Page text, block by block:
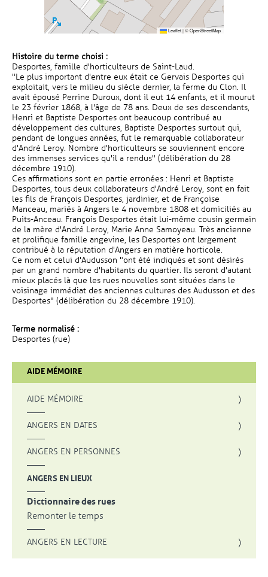
Leaflet|©OpenStreetMap
Histoire du terme choisi :
Desportes, famille d'horticulteurs de Saint-Laud.
"Le plus important d'entre eux était ce Gervais Desportes qui
exploitait, vers le milieu du siècle dernier, la ferme du Clon. Il
avait épousé Perrine Duroux, dont il eut 14 enfants, et il mourut
le 23 février 1868, à l'âge de 78 ans. Deux de ses descendants,
Henri et Baptiste Desportes ont beaucoup contribué au
développement des cultures, Baptiste Desportes surtout qui,
pendant de longues années, fut le remarquable collaborateur
d'André Leroy. Nombre d'horticulteurs se souviennent encore
des immenses services qu'il a rendus" (délibération du 28
décembre 1910).
Ces affirmations sont en partie erronées : Henri et Baptiste
Desportes, tous deux collaborateurs d'André Leroy, sont en fait
les fils de François Desportes, jardinier, et de Françoise
Manceau, mariés à Angers le 4 novembre 1808 et domiciliés au
Puits-Anceau. François Desportes était lui-même cousin germain
de la mère d'André Leroy, Marie Anne Samoyeau. Très ancienne
et prolifique famille angevine, les Desportes ont largement
contribué à la réputation d'Angers en matière horticole.
Ce nom et celui d'Audusson "ont été indiqués et sont désirés
par un grand nombre d'habitants du quartier. Ils seront d'autant
mieux placés là que les rues nouvelles sont situées dans le
voisinage immédiat des anciennes cultures des Audusson et des
Desportes" (délibération du 28 décembre 1910).
Terme normalisé :
Desportes (rue)
AIDE MÉMOIRE
AIDE MÉMOIRE
ANGERS EN DATES
ANGERS EN PERSONNES
ANGERS EN LIEUX
Dictionnaire des rues
Remonter le temps
ANGERS EN LECTURE